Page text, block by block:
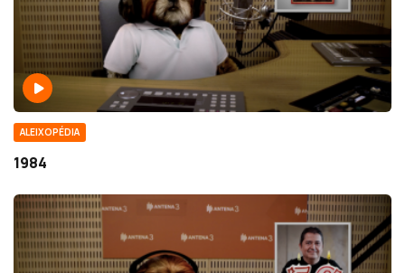
ALEIXOPÉDIA
1984